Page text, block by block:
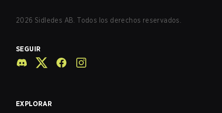
2026 Sidledes AB. Todos los derechos reservados.
SEGUIR
EXPLORAR